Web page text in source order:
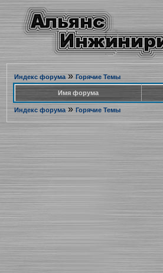
Индекс форума» Горячие Темы
Имя форума
Индекс форума» Горячие Темы